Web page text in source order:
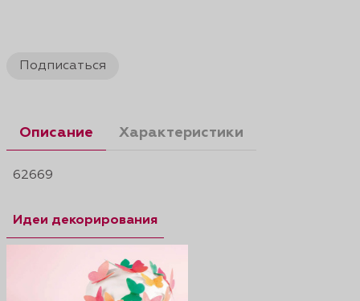
Подписаться
Описание Характеристики
62669
Идеи декорирования